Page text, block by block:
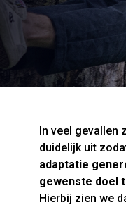
In veel gevallen
duidelijk uit
adaptatie
gewenste doel
Hierbij zien we